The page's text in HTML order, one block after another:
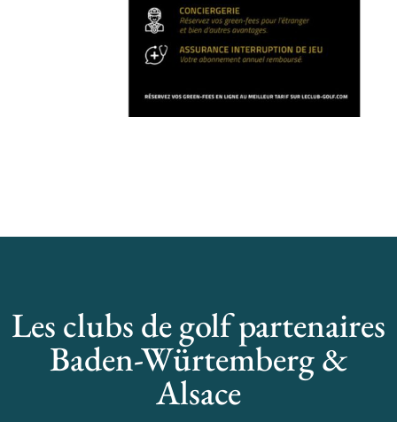
Les clubs de golf partenaires
Baden-Würtemberg &
Alsace